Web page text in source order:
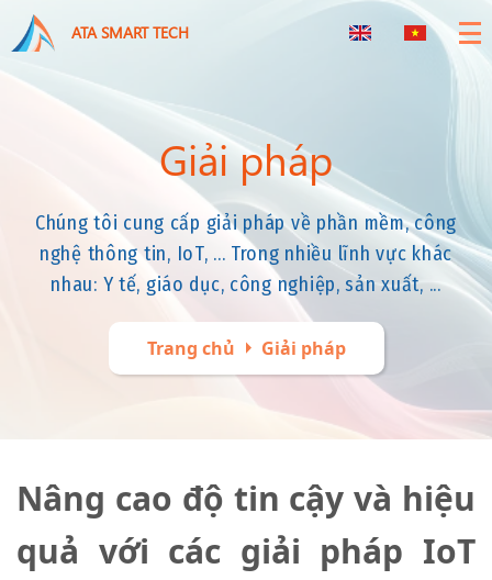
ATA SMART TECH
Giải pháp
Chúng tôi cung cấp giải pháp về phần mềm, công
nghệ thông tin, IoT, ... Trong nhiều lĩnh vực khác
nhau: Y tế, giáo dục, công nghiệp, sản xuất, ...
Trang chủ arrow_right Giải pháp
Nâng cao độ tin cậy và hiệu
quả với các giải pháp IoT